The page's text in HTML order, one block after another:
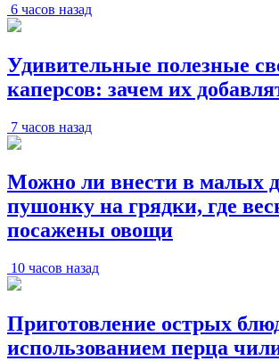
6 часов назад
Удивительные полезные
каперсов: зачем их
7 часов назад
Можно ли внести в малых
пушонку на грядки, где
посажены овощи
10 часов назад
Приготовление острых
использованием перца